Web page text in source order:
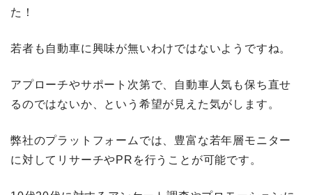
た！
若者も自動車に興味が無いわけではないようですね。
アプローチやサポート次第で、自動車人気も保ち直せ
るのではないか、という希望が見えた気がします。
弊社のプラットフォームでは、豊富な若年層モニター
に対してリサーチやPRを行うことが可能です。